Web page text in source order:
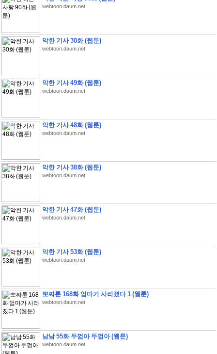
webtoon.daum.net
악한 기사 30화 (웹툰)
webtoon.daum.net
악한 기사 49화 (웹툰)
webtoon.daum.net
악한 기사 48화 (웹툰)
webtoon.daum.net
악한 기사 38화 (웹툰)
webtoon.daum.net
악한 기사 47화 (웹툰)
webtoon.daum.net
악한 기사 53화 (웹툰)
webtoon.daum.net
뽀짜툰 168화 엄마가 사라졌다 1 (웹툰)
webtoon.daum.net
남남 55화 두껍아 두껍아 (웹툰)
webtoon.daum.net